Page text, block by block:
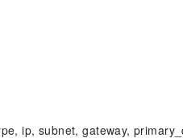
ip, subnet, gateway,